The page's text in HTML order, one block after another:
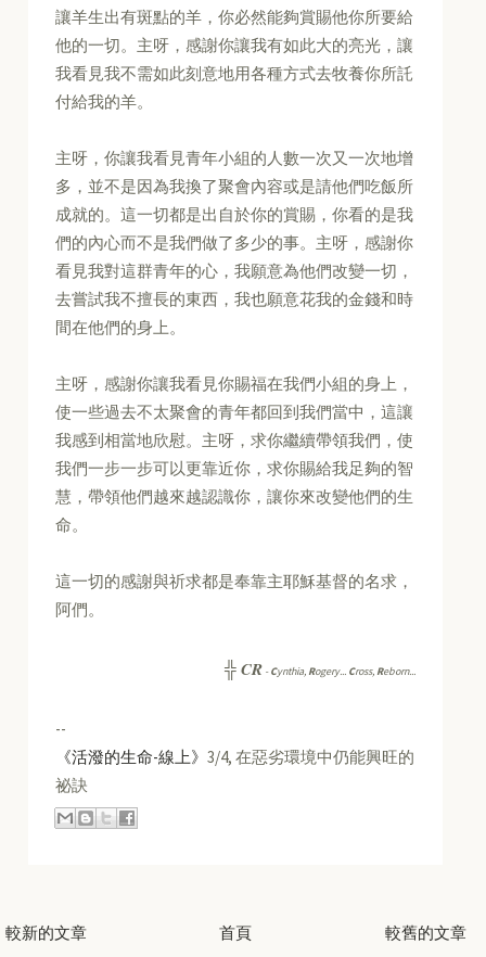
讓羊生出有斑點的羊，你必然能夠賞賜他你所要給
他的一切。主呀，感謝你讓我有如此大的亮光，讓
我看見我不需如此刻意地用各種方式去牧養你所託
付給我的羊。
主呀，你讓我看見青年小組的人數一次又一次地增
多，並不是因為我換了聚會內容或是請他們吃飯所
成就的。這一切都是出自於你的賞賜，你看的是我
們的內心而不是我們做了多少的事。主呀，感謝你
看見我對這群青年的心，我願意為他們改變一切，
去嘗試我不擅長的東西，我也願意花我的金錢和時
間在他們的身上。
主呀，感謝你讓我看見你賜福在我們小組的身上，
使一些過去不太聚會的青年都回到我們當中，這讓
我感到相當地欣慰。主呀，求你繼續帶領我們，使
我們一步一步可以更靠近你，求你賜給我足夠的智
慧，帶領他們越來越認識你，讓你來改變他們的生
命。
這一切的感謝與祈求都是奉靠主耶穌基督的名求，
阿們。
╬CR -Cynthia, Rogery... Cross, Reborn...
--
《活潑的生命-線上》3/4, 在惡劣環境中仍能興旺的
祕訣
較新的文章 較舊的文章
首頁